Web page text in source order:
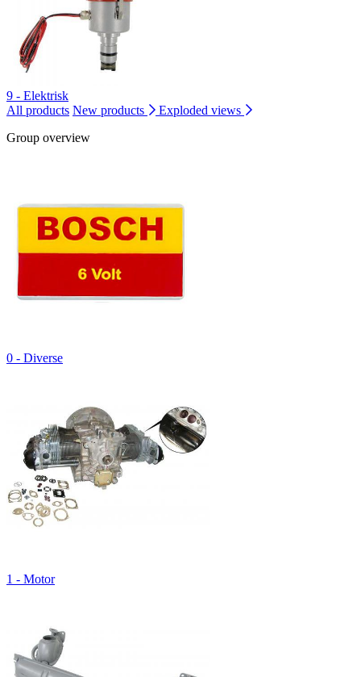
9 - Elektrisk
All products New products
Exploded views
Group overview
0 - Diverse
1 - Motor